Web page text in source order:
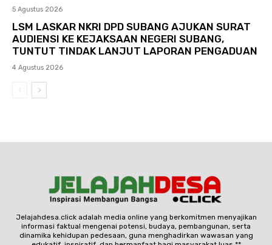
5 Agustus 2026
LSM LASKAR NKRI DPD SUBANG AJUKAN SURAT
AUDIENSI KE KEJAKSAAN NEGERI SUBANG,
TUNTUT TINDAK LANJUT LAPORAN PENGADUAN
4 Agustus 2026
Jelajahdesa.click adalah media online yang berkomitmen menyajikan
informasi faktual mengenai potensi, budaya, pembangunan, serta
dinamika kehidupan pedesaan, guna menghadirkan wawasan yang